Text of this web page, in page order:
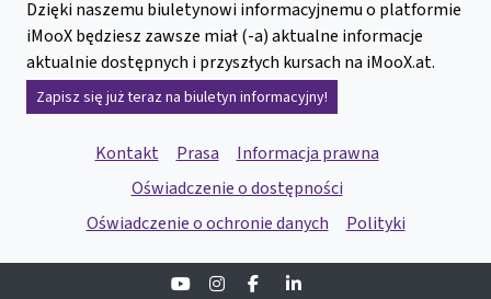
Dzięki naszemu biuletynowi informacyjnemu o platformie
iMooX będziesz zawsze miał (-a) aktualne informacje
aktualnie dostępnych i przyszłych kursach na iMooX.at.
Zapisz się już teraz na biuletyn informacyjny!
Kontakt Prasa
Informacja prawna
Oświadczenie o dostępności
Oświadczenie o ochronie danych
Polityki
YoutubeInstagramFacebook